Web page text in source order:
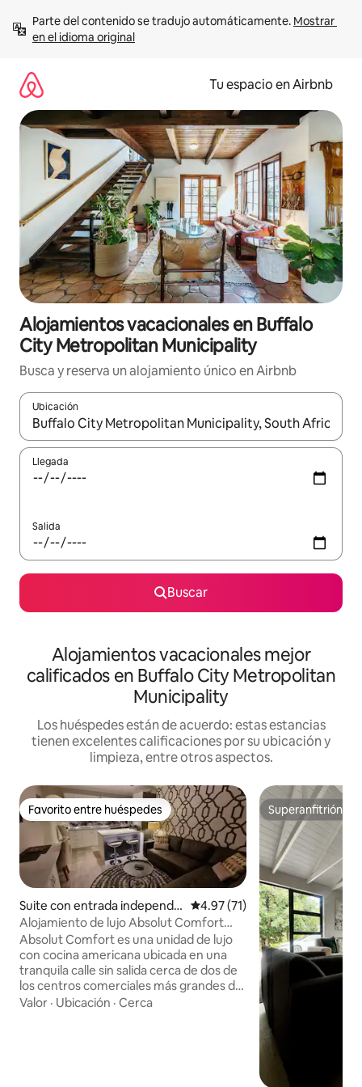
contenido
Parte del contenido se tradujo automáticamente. Mostrar
en el idioma original
Tu espacio en Airbnb
Alojamientos vacacionales en Buffalo
City Metropolitan Municipality
Busca y reserva un alojamiento único en Airbnb
Ubicación
Cuando los resultados estén disponibles, podrás navegar
Llegada
Salida
Buscar
Alojamientos vacacionales mejor
calificados en Buffalo City Metropolitan
Municipality
Los huéspedes están de acuerdo: estas estancias
tienen excelentes calificaciones por su ubicación y
limpieza, entre otros aspectos.
Favorito entre huéspedes
Favorito entre huéspedes
Suite con entrada independie
nte en East London
Calificación promedio: 4.97 de
4.97 (71)
Alojamiento de lujo Absolut Comfort
con cocina
Absolut Comfort es una unidad de lujo
con cocina americana ubicada en una
tranquila calle sin salida cerca de dos de
los centros comerciales más grandes del
este de Londres. Relájate y desconecta
Valor · Ubicación · Cerca
Superanfitrión
Superanfitrión